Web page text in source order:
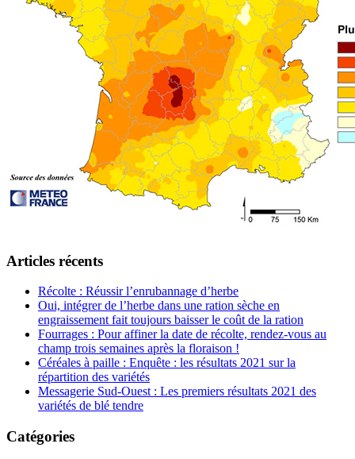
Articles récents
Récolte : Réussir l’enrubannage d’herbe
Oui, intégrer de l’herbe dans une ration sèche en
engraissement fait toujours baisser le coût de la ration
Fourrages : Pour affiner la date de récolte, rendez-vous au
champ trois semaines après la floraison !
Céréales à paille : Enquête : les résultats 2021 sur la
répartition des variétés
Messagerie Sud-Ouest : Les premiers résultats 2021 des
variétés de blé tendre
Catégories